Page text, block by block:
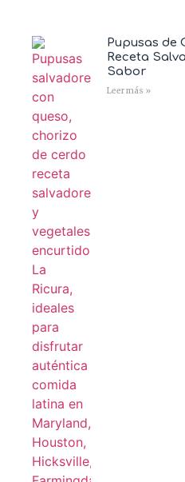
Pupusas de
Receta
Sabor
Leer más »